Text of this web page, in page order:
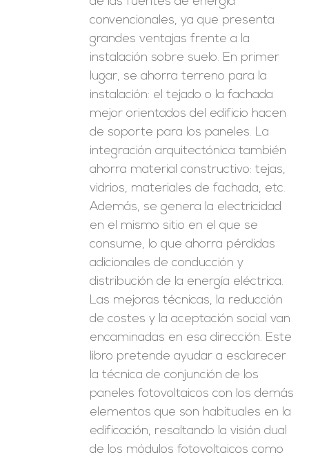
convencionales, ya que presenta
grandes ventajas frente a la
instalación sobre suelo. En primer
lugar, se ahorra terreno para la
instalación: el tejado o la fachada
mejor orientados del edificio hacen
de soporte para los paneles. La
integración arquitectónica también
ahorra material constructivo: tejas,
vidrios, materiales de fachada, etc.
Además, se genera la electricidad
en el mismo sitio en el que se
consume, lo que ahorra pérdidas
adicionales de conducción y
distribución de la energía eléctrica.
Las mejoras técnicas, la reducción
de costes y la aceptación social van
encaminadas en esa dirección. Este
libro pretende ayudar a esclarecer
la técnica de conjunción de los
paneles fotovoltaicos con los demás
elementos que son habituales en la
edificación, resaltando la visión dual
de los módulos fotovoltaicos como